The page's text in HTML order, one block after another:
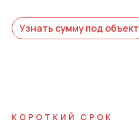
Узнать сумму под объект
КОРОТКИЙ СРОК